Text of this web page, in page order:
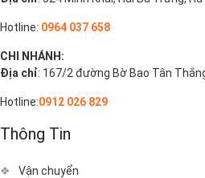
Hotline: 0964 037 658
CHI NHÁNH:
Địa chỉ: 167/2 đường Bờ Bao Tân
Hotline:0912 026 829
Thông Tin
Vận chuyển